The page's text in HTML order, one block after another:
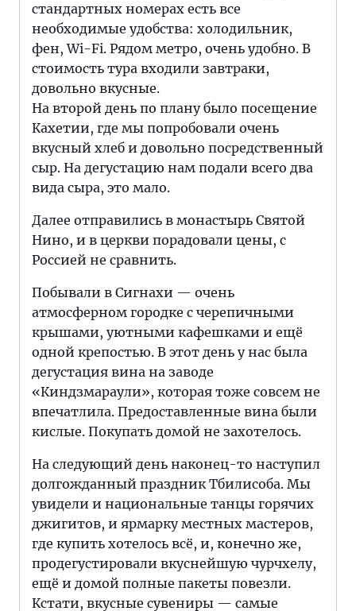
стандартных номерах есть все
необходимые удобства: холодильник,
фен, Wi-Fi. Рядом метро, очень удобно. В
стоимость тура входили завтраки,
довольно вкусные.
На второй день по плану было посещение
Кахетии, где мы попробовали очень
вкусный хлеб и довольно посредственный
сыр. На дегустацию нам подали всего два
вида сыра, это мало.
Далее отправились в монастырь Святой
Нино, и в церкви порадовали цены, с
Россией не сравнить.
Побывали в Сигнахи — очень
атмосферном городке с черепичными
крышами, уютными кафешками и ещё
одной крепостью. В этот день у нас была
дегустация вина на заводе
«Киндзмараули», которая тоже совсем не
впечатлила. Предоставленные вина были
кислые. Покупать домой не захотелось.
На следующий день наконец-то наступил
долгожданный праздник Тбилисоба. Мы
увидели и национальные танцы горячих
джигитов, и ярмарку местных мастеров,
где купить хотелось всё, и, конечно же,
продегустировали вкуснейшую чурчхелу,
ещё и домой полные пакеты повезли.
Кстати, вкусные сувениры — самые